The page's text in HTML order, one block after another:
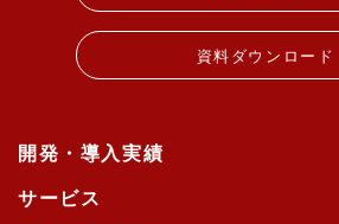
資料ダウンロード
開発・導入実績
サービス